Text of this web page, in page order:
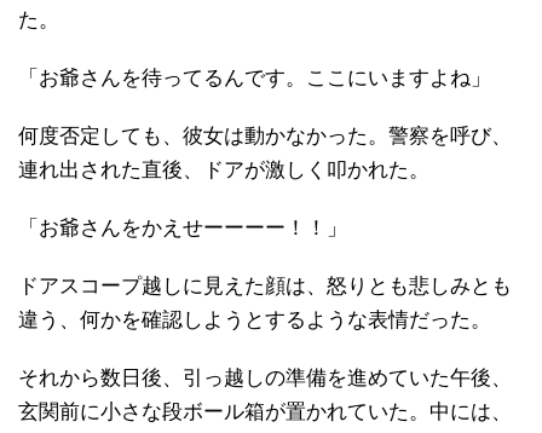
た。
「お爺さんを待ってるんです。ここにいますよね」
何度否定しても、彼女は動かなかった。警察を呼び、
連れ出された直後、ドアが激しく叩かれた。
「お爺さんをかえせーーーー！！」
ドアスコープ越しに見えた顔は、怒りとも悲しみとも
違う、何かを確認しようとするような表情だった。
それから数日後、引っ越しの準備を進めていた午後、
玄関前に小さな段ボール箱が置かれていた。中には、